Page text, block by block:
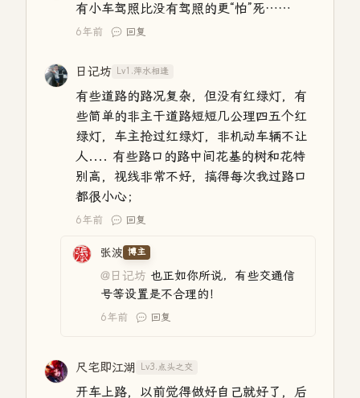
有小车驾照比没有驾照的更“怕”死……
6年前 回复
日记坊 Lv1.萍水相逢
有些道路的路况复杂，但没有红绿灯，有
些简单的非主干道路短短几公理四五个红
绿灯，车主抢过红绿灯，非机动车辆不让
人.... 有些路口的路中间花基的树和花特
别高，视线非常不好，搞得每次我过路口
都很小心；
6年前 回复
张波 博主
@日记坊 也正如你所说，有些交通信
号等设置是不合理的！
6年前 回复
尺宅即江湖 Lv3.点头之交
开车上路，以前觉得做好自己就好了，后